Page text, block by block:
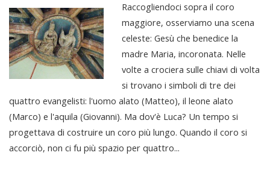
Raccogliendoci sopra il coro
maggiore, osserviamo una scena
celeste: Gesù che benedice la
madre Maria, incoronata. Nelle
volte a crociera sulle chiavi di volta
si trovano i simboli di tre dei
quattro evangelisti: l'uomo alato (Matteo), il leone alato
(Marco) e l'aquila (Giovanni). Ma dov'è Luca? Un tempo si
progettava di costruire un coro più lungo. Quando il coro si
accorciò, non ci fu più spazio per quattro...